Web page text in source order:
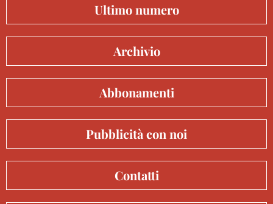
Ultimo numero
Archivio
Abbonamenti
Pubblicità con noi
Contatti